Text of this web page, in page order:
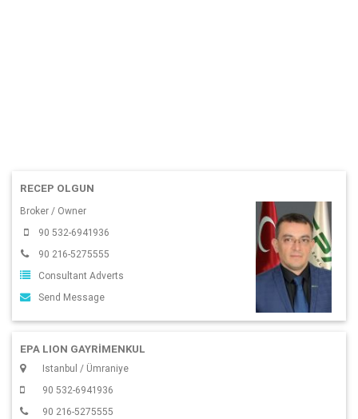
RECEP OLGUN
Broker / Owner
90 532-6941936
90 216-5275555
Consultant Adverts
Send Message
EPA LION GAYRİMENKUL
Istanbul / Ümraniye
90 532-6941936
90 216-5275555